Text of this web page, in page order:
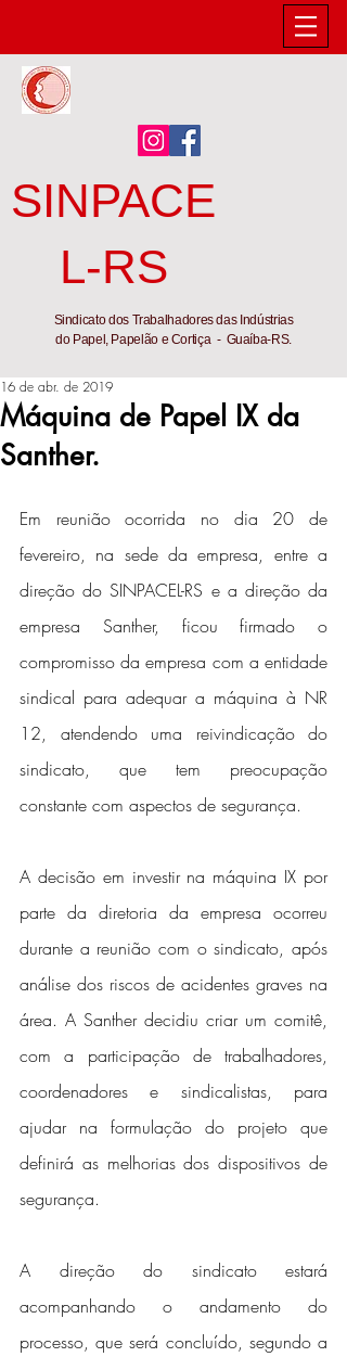
SINPACE
L-RS
Sindicato dos Trabalhadores das Indústrias
do Papel, Papelão e Cortiça - Guaíba-RS.
Máquina de Papel IX da
Santher.
16 de abr. de 2019
Em reunião ocorrida no dia 20 de
fevereiro, na sede da empresa, entre a
direção do SINPACEL-RS e a direção da
empresa Santher, ficou firmado o
compromisso da empresa com a entidade
sindical para adequar a máquina à NR
12, atendendo uma reivindicação do
sindicato, que tem preocupação
constante com aspectos de segurança.
A decisão em investir na máquina IX por
parte da diretoria da empresa ocorreu
durante a reunião com o sindicato, após
análise dos riscos de acidentes graves na
área. A Santher decidiu criar um comitê,
com a participação de trabalhadores,
coordenadores e sindicalistas, para
ajudar na formulação do projeto que
definirá as melhorias dos dispositivos de
segurança.
A direção do sindicato estará
acompanhando o andamento do
processo, que será concluído, segundo a